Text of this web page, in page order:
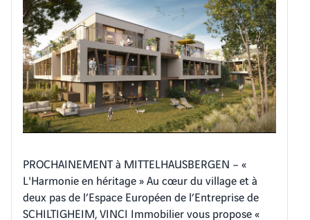
PROCHAINEMENT à MITTELHAUSBERGEN – «
L'Harmonie en héritage » Au cœur du village et à
deux pas de l’Espace Européen de l’Entreprise de
SCHILTIGHEIM, VINCI Immobilier vous propose «